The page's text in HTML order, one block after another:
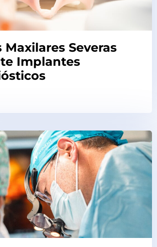
Severas
Implantes